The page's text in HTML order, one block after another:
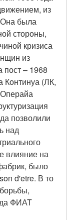
из
Она была
стороны,
кризиса
из
– 1968
Континуа (ЛК,
позволили
над
влияние на
было
d'etre. В то
ФИАТ